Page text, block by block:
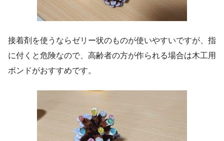
接着剤を使うならゼリー状のものが使いやすいですが、指
に付くと危険なので、高齢者の方が作られる場合は木工用
ボンドがおすすめです。